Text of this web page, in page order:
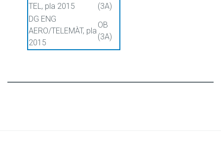
TEL, pla 2015
(3A)
DG ENG
AERO/TELEMÀT, pla
2015
OB
(3A)